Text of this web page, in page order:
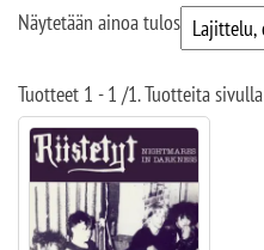
Näytetään ainoa tulos
Tuotteet 1 - 1 /1. Tuotteita sivulla